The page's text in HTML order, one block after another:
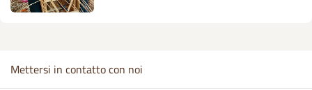
Mettersi in contatto con noi